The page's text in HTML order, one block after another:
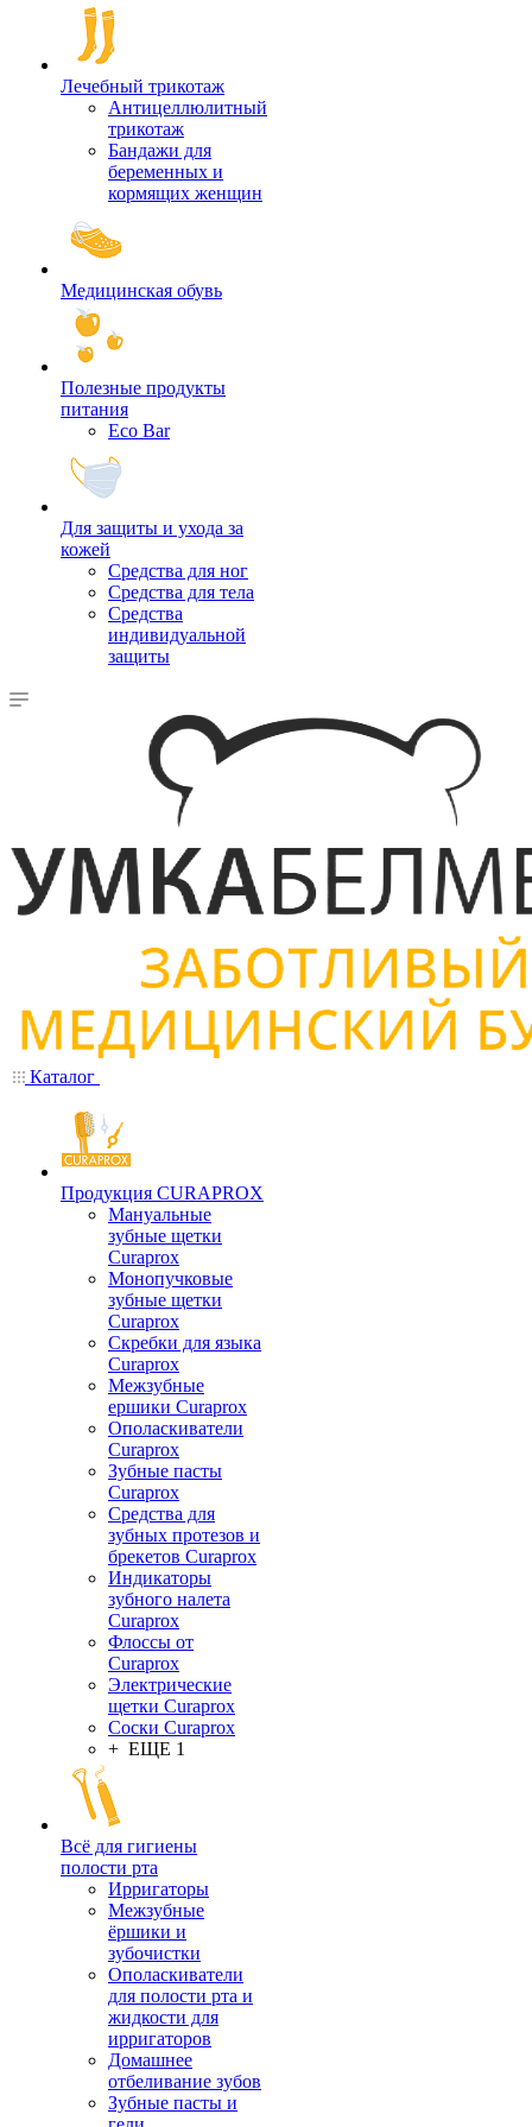
Лечебный трикотаж
Антицеллюлитный
трикотаж
Бандажи для
беременных и
кормящих женщин
Медицинская обувь
Полезные продукты
питания
Eco Bar
Для защиты и ухода за
кожей
Средства для ног
Средства для тела
Средства
индивидуальной
защиты
Каталог
Продукция CURAPROX
Мануальные
зубные щетки
Curaprox
Монопучковые
зубные щетки
Curaprox
Скребки для языка
Curaprox
Межзубные
ершики Curaprox
Ополаскиватели
Curaprox
Зубные пасты
Curaprox
Средства для
зубных протезов и
брекетов Curaprox
Индикаторы
зубного налета
Curaprox
Флоссы от
Curaprox
Электрические
щетки Curaprox
Соски Curaprox
+ ЕЩЕ 1
Всё для гигиены
полости рта
Ирригаторы
Межзубные
ёршики и
зубочистки
Ополаскиватели
для полости рта и
жидкости для
ирригаторов
Домашнее
отбеливание зубов
Зубные пасты и